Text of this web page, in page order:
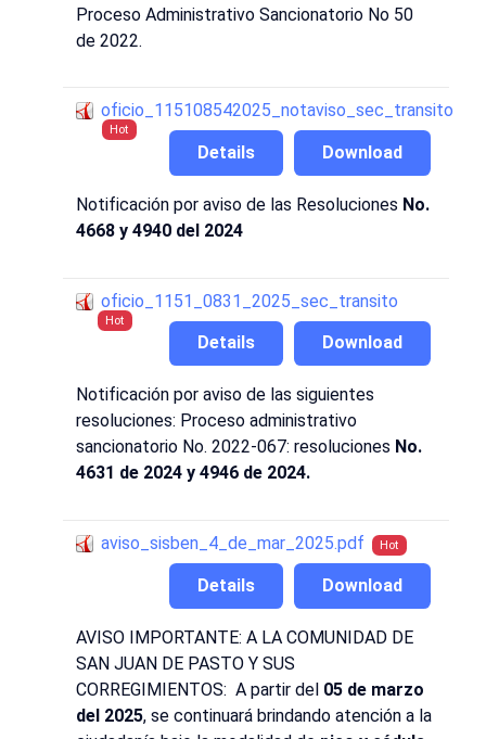
Proceso Administrativo Sancionatorio No 50
de 2022.
oficio_115108542025_notaviso_sec_transito
Hot
Download
Details
Notificación por aviso de las Resoluciones No.
4668 y 4940 del 2024
oficio_1151_0831_2025_sec_transito
Hot
Download
Details
Notificación por aviso de las siguientes
resoluciones: Proceso administrativo
sancionatorio No. 2022-067: resoluciones No.
4631 de 2024 y 4946 de 2024.
aviso_sisben_4_de_mar_2025.pdf Hot
Download
Details
AVISO IMPORTANTE: A LA COMUNIDAD DE
SAN JUAN DE PASTO Y SUS
CORREGIMIENTOS: A partir del 05 de marzo
del 2025, se continuará brindando atención a la